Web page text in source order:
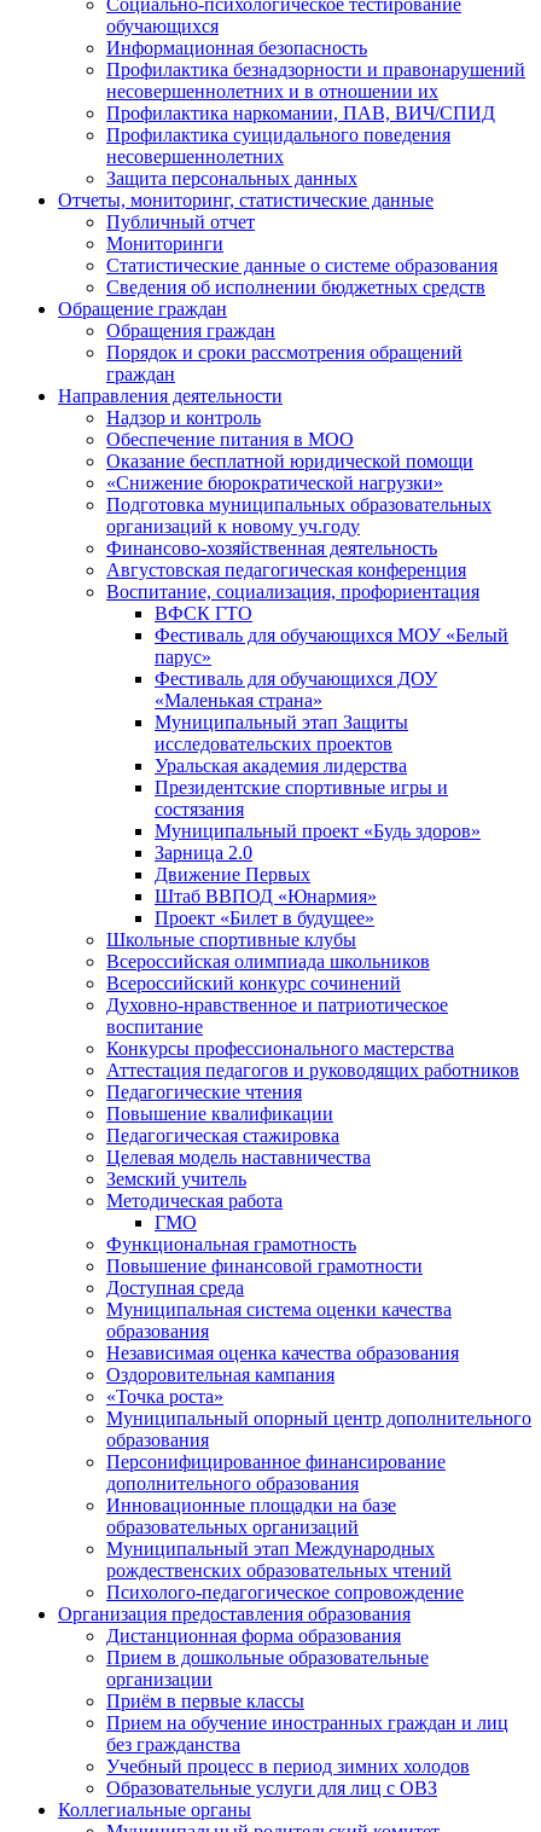
Социально-психологическое тестирование
обучающихся
Информационная безопасность
Профилактика безнадзорности и правонарушений
несовершеннолетних и в отношении их
Профилактика наркомании, ПАВ, ВИЧ/СПИД
Профилактика суицидального поведения
несовершеннолетних
Защита персональных данных
Отчеты, мониторинг, статистические данные
Публичный отчет
Мониторинги
Статистические данные о системе образования
Сведения об исполнении бюджетных средств
Обращение граждан
Обращения граждан
Порядок и сроки рассмотрения обращений
граждан
Направления деятельности
Надзор и контроль
Обеспечение питания в МОО
Оказание бесплатной юридической помощи
«Снижение бюрократической нагрузки»
Подготовка муниципальных образовательных
организаций к новому уч.году
Финансово-хозяйственная деятельность
Августовская педагогическая конференция
Воспитание, социализация, профориентация
ВФСК ГТО
Фестиваль для обучающихся МОУ «Белый
парус»
Фестиваль для обучающихся ДОУ
«Маленькая страна»
Муниципальный этап Защиты
исследовательских проектов
Уральская академия лидерства
Президентские спортивные игры и
состязания
Муниципальный проект «Будь здоров»
Зарница 2.0
Движение Первых
Штаб ВВПОД «Юнармия»
Проект «Билет в будущее»
Школьные спортивные клубы
Всероссийская олимпиада школьников
Всероссийский конкурс сочинений
Духовно-нравственное и патриотическое
воспитание
Конкурсы профессионального мастерства
Аттестация педагогов и руководящих работников
Педагогические чтения
Повышение квалификации
Педагогическая стажировка
Целевая модель наставничества
Земский учитель
Методическая работа
ГМО
Функциональная грамотность
Повышение финансовой грамотности
Доступная среда
Муниципальная система оценки качества
образования
Независимая оценка качества образования
Оздоровительная кампания
«Точка роста»
Муниципальный опорный центр дополнительного
образования
Персонифицированное финансирование
дополнительного образования
Инновационные площадки на базе
образовательных организаций
Муниципальный этап Международных
рождественских образовательных чтений
Психолого-педагогическое сопровождение
Организация предоставления образования
Дистанционная форма образования
Прием в дошкольные образовательные
организации
Приём в первые классы
Прием на обучение иностранных граждан и лиц
без гражданства
Учебный процесс в период зимних холодов
Образовательные услуги для лиц с ОВЗ
Коллегиальные органы